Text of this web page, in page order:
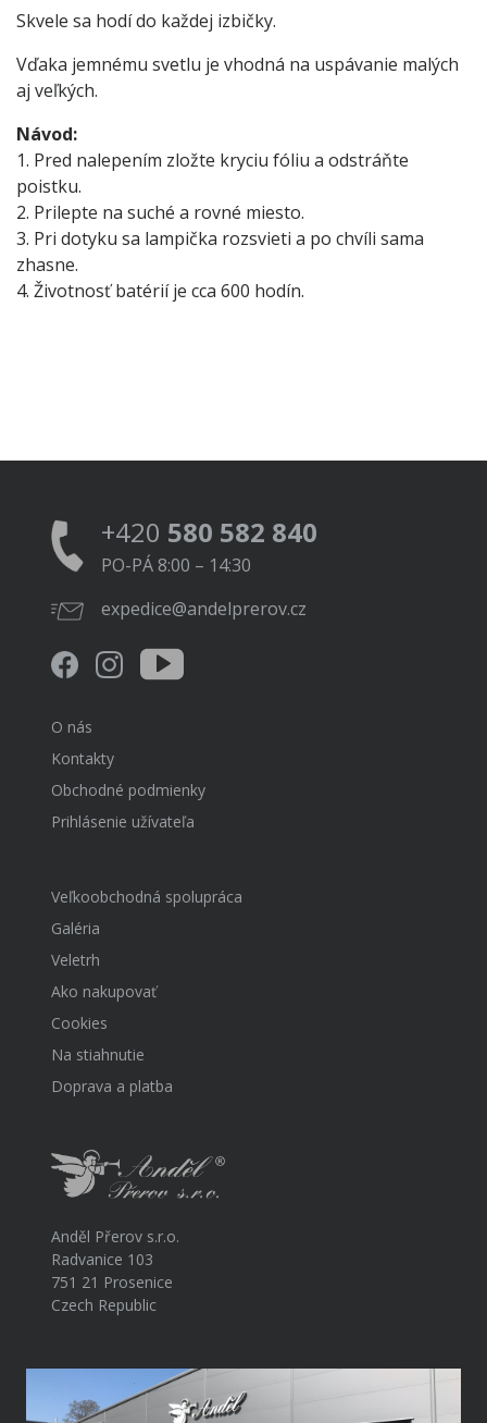
Skvele sa hodí do každej izbičky.
Vďaka jemnému svetlu je vhodná na uspávanie malých
aj veľkých.
Návod:
1. Pred nalepením zložte kryciu fóliu a odstráňte
poistku.
2. Prilepte na suché a rovné miesto.
3. Pri dotyku sa lampička rozsvieti a po chvíli sama
zhasne.
4. Životnosť batérií je cca 600 hodín.
+420 580 582 840
PO-PÁ 8:00 – 14:30
expedice@andelprerov.cz
O nás
Kontakty
Obchodné podmienky
Prihlásenie užívateľa
Veľkoobchodná spolupráca
Galéria
Veletrh
Ako nakupovať
Cookies
Na stiahnutie
Doprava a platba
Anděl Přerov s.r.o.
Radvanice 103
751 21 Prosenice
Czech Republic